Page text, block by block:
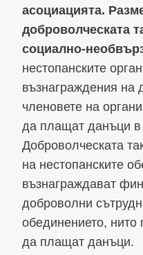
асоциацията.
доброволческата
социално-
нестопанските
възнаграждения на
членовете на
да плащат данъци в
Доброволческата
на нестопанските
възнаграждават
доброволни
обединението, нито
да плащат данъци.